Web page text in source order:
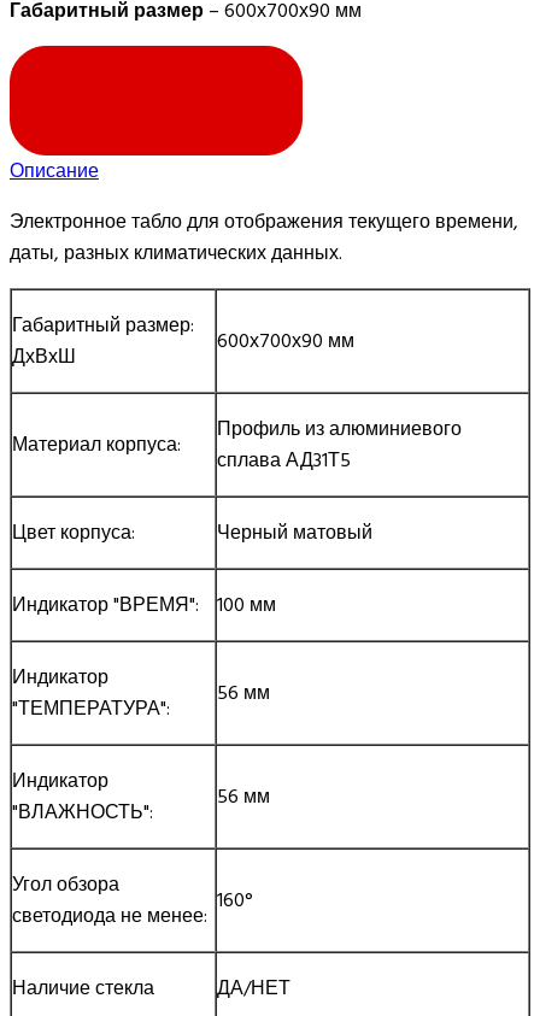
Габаритный размер– 600х700х90 мм
Описание
Электронное табло для отображения текущего времени,
даты, разных климатических данных.
Габаритный размер:
ДхВхШ
600х700х90 мм
Материал корпуса:
Профиль из алюминиевого
сплава АД31Т5
Цвет корпуса: Черный матовый
Индикатор "ВРЕМЯ": 100 мм
Индикатор
"ТЕМПЕРАТУРА":
56 мм
Индикатор
"ВЛАЖНОСТЬ":
56 мм
Угол обзора
светодиода не менее: 160°
Наличие стекла ДА/НЕТ